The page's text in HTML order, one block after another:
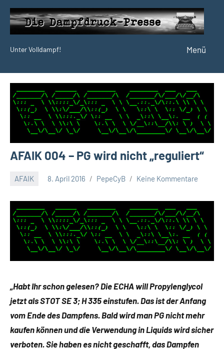
Zum
Inhalt
springen
Dampfdruck-
Presse
Unter Volldampf! Menü
AFAIK 004 – PG wird nicht „reguliert“
AFAIK 8. April 2016 PepeCyB Keine Kommentare
„Habt Ihr schon gelesen? Die ECHA will Propylenglycol
jetzt als STOT SE 3; H 335 einstufen. Das ist der Anfang
vom Ende des Dampfens. Bald wird man PG nicht mehr
kaufen können und die Verwendung in Liquids wird sicher
verboten. Sie haben es nicht geschafft, das Dampfen